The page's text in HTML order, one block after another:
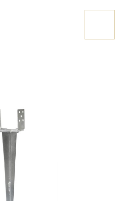
FICCONE
PALO